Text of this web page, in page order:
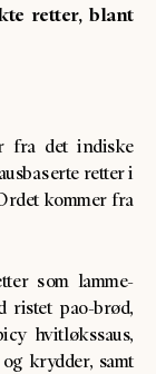
retter, blant
fra det indiske
retter i
kommer fra
som lamme-
ristet pao-brød,
hvitløkssaus,
krydder, samt